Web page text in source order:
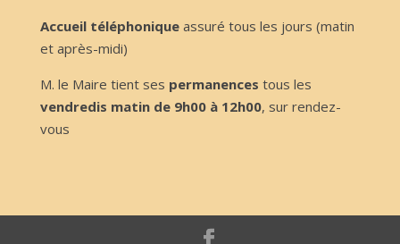
Accueil téléphoniqueassuré tous les jours (matin
et après-midi)
M. le Maire tient ses permanences tous les
vendredis matin de 9h00 à 12h00, sur rendez-
vous